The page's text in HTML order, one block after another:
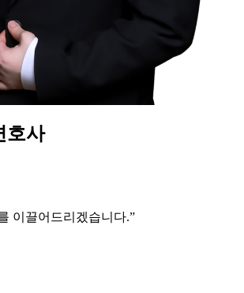
호사
이끌어드리겠습니다.”